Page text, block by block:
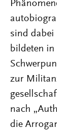
sind dabei
bildeten in
zur
nach
die